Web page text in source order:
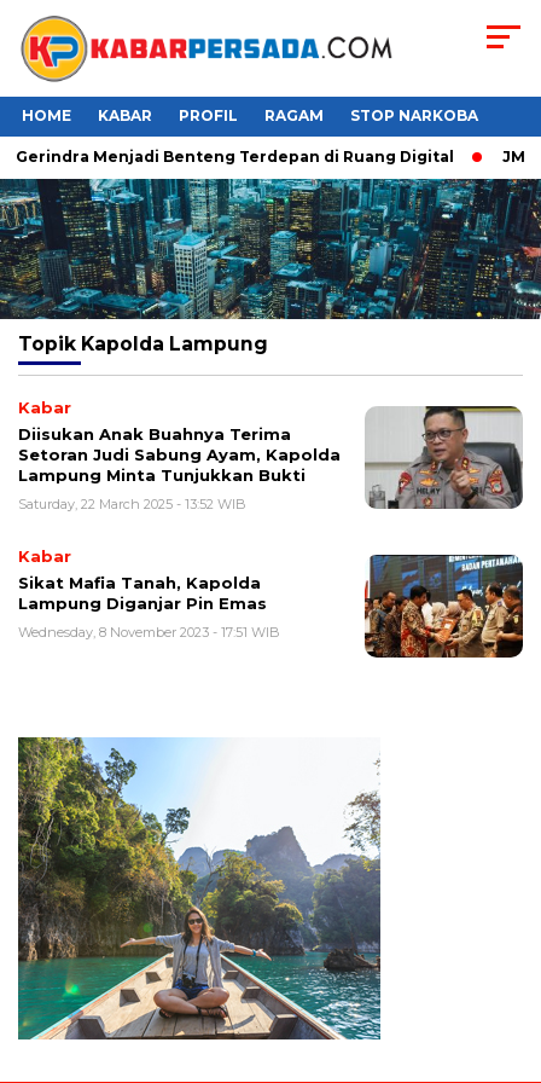
HOME KABAR PROFIL RAGAM STOP NARKOBA
Gerindra Menjadi Benteng Terdepan di Ruang Digital JMP
Topik Kapolda Lampung
Kabar
Diisukan Anak Buahnya Terima
Setoran Judi Sabung Ayam, Kapolda
Lampung Minta Tunjukkan Bukti
Saturday, 22 March 2025 - 13:52 WIB
Kabar
Sikat Mafia Tanah, Kapolda
Lampung Diganjar Pin Emas
Wednesday, 8 November 2023 - 17:51 WIB